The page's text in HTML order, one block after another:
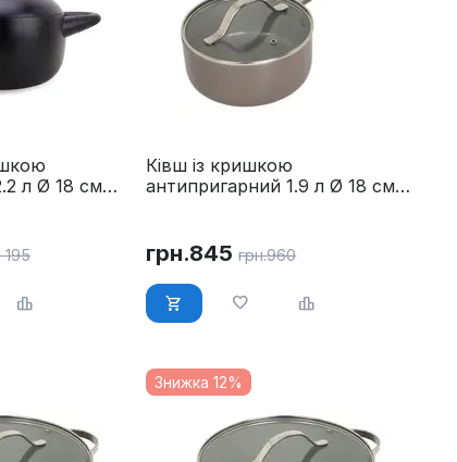
л Ø 18 см
195
Ківш із кришкою
антипригарний 1.9 л Ø 18 см
грн.845 грн.960
Знижка 12%